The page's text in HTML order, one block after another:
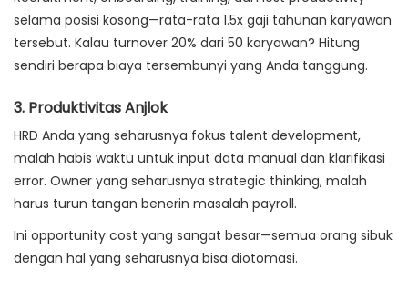
selama posisi kosong—rata-rata 1.5x gaji tahunan karyawan
tersebut. Kalau turnover 20% dari 50 karyawan? Hitung
sendiri berapa biaya tersembunyi yang Anda tanggung.
3. Produktivitas Anjlok
HRD Anda yang seharusnya fokus talent development,
malah habis waktu untuk input data manual dan klarifikasi
error. Owner yang seharusnya strategic thinking, malah
harus turun tangan benerin masalah payroll.
Ini opportunity cost yang sangat besar—semua orang sibuk
dengan hal yang seharusnya bisa diotomasi.